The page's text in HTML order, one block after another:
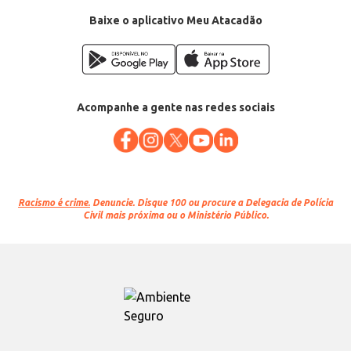
Baixe o aplicativo Meu Atacadão
Acompanhe a gente nas redes sociais
Racismo é crime. Denuncie. Disque 100 ou procure a Delegacia de Polícia
Civil mais próxima ou o Ministério Público.